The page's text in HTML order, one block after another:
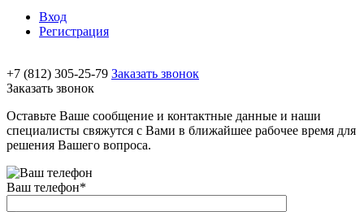
Вход
Регистрация
+7 (812) 305-25-79 Заказать звонок
Заказать звонок
Оставьте Ваше сообщение и контактные данные и наши
специалисты свяжутся с Вами в ближайшее рабочее время для
решения Вашего вопроса.
Ваш телефон*